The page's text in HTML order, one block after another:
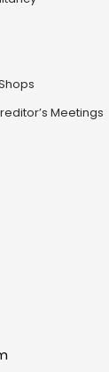
Meetings